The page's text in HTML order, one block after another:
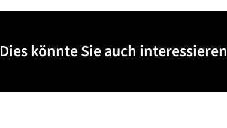
Dies könnte Sie auch interessieren